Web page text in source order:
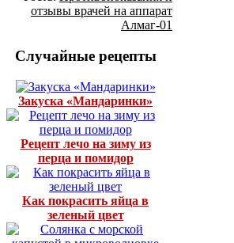
отзывы врачей на аппарат
Алмаг-01
Случайные рецепты
Закуска «Мандаринки»
Рецепт лечо на зиму из
перца и помидор
Как покрасить яйца в
зеленый цвет